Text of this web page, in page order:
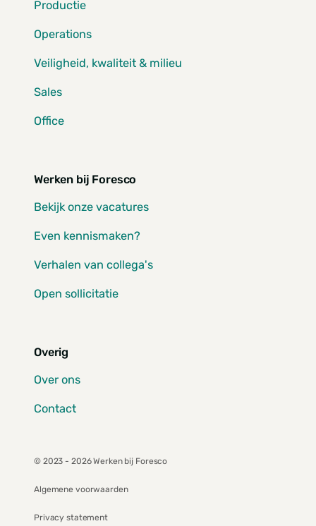
Productie
Operations
Veiligheid, kwaliteit & milieu
Sales
Office
Werken bij Foresco
Bekijk onze vacatures
Even kennismaken?
Verhalen van collega's
Open sollicitatie
Overig
Over ons
Contact
© 2023 - 2026 Werken bij Foresco
Algemene voorwaarden
Privacy statement